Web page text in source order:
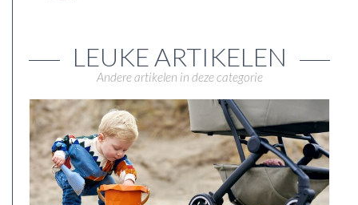
LEUKE ARTIKELEN
Andere artikelen in deze categorie